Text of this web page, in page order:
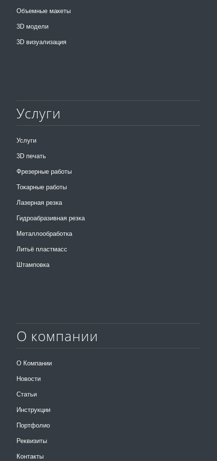
Объемные макеты
3D модели
3D визуализация
Услуги
Услуги
3D печать
Фрезерные работы
Токарные работы
Лазерная резка
Гидроабразивная резка
Металлообработка
Литьё пластмасс
Штамповка
О компании
О Компании
Новости
Статьи
Инструкции
Портфолио
Реквизиты
Контакты